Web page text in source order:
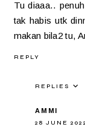
Tu diaaa..
tak habis utk
makan bila2 tu,
REPLY
REPLIES
AMMI
28 JUNE